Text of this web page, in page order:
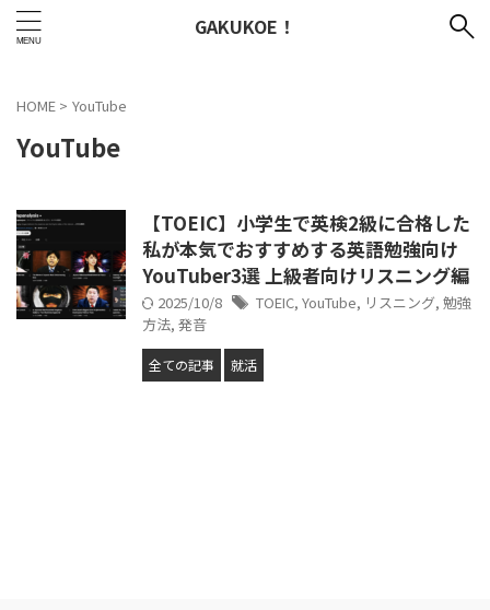
GAKUKOE！
HOME > YouTube
YouTube
【TOEIC】小学生で英検2級に合格した
私が本気でおすすめする英語勉強向け
YouTuber3選 上級者向けリスニング編
2025/10/8 TOEIC, YouTube, リスニング, 勉強
方法, 発音
全ての記事 就活